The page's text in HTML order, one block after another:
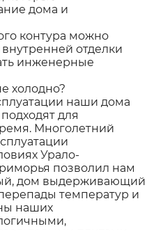
дома и
контура можно
отделки
инженерные
холодно?
наши дома
для
Многолетний
Урало-
позволил нам
дом выдерживающий
температур и
наших